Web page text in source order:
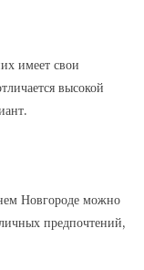
имеет свои
высокой
Новгороде можно
предпочтений,